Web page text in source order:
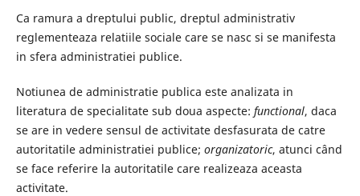
Ca ramura a dreptului public, dreptul administrativ
reglementeaza relatiile sociale care se nasc si se manifesta
in sfera administratiei publice.
Notiunea de administratie publica este analizata in
literatura de specialitate sub doua aspecte: functional, daca
se are in vedere sensul de activitate desfasurata de catre
autoritatile administratiei publice; organizatoric, atunci când
se face referire la autoritatile care realizeaza aceasta
activitate.